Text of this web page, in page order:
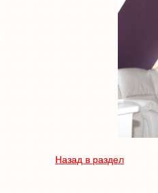
Назад в раздел